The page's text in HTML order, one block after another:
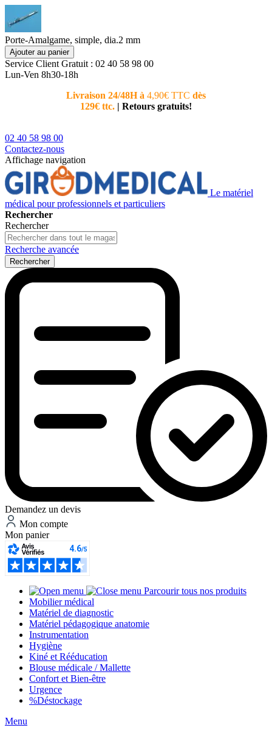
Porte-Amalgame, simple, dia.2 mm
Ajouter au panier
Service Client Gratuit : 02 40 58 98 00
Lun-Ven 8h30-18h
Livraison 24/48H à 4,90€ TTC dès
129€ ttc. | Retours gratuits!
02 40 58 98 00
Contactez-nous
Affichage navigation
Le matériel
médical pour professionnels et particuliers
Rechercher
Rechercher
Recherche avancée
Rechercher
Demandez un devis
Mon compte
Mon panier
Parcourir tous nos produits
Mobilier médical
Matériel de diagnostic
Matériel pédagogique anatomie
Instrumentation
Hygiène
Kiné et Rééducation
Blouse médicale / Mallette
Confort et Bien-être
Urgence
%Déstockage
Menu